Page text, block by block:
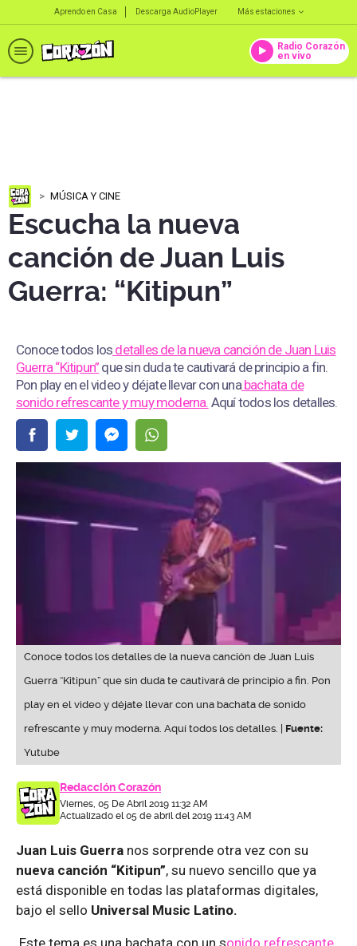
Aprendo en Casa Descarga AudioPlayer Más estaciones
Radio Corazón
en vivo
MÚSICA Y CINE
Escucha la nueva
canción de Juan Luis
Guerra: “Kitipun”
Conoce todos los detalles de la nueva canción de Juan Luis
Guerra “Kitipun” que sin duda te cautivará de principio a fin.
Pon play en el video y déjate llevar con unabachata de
sonido refrescante y muy moderna. Aquí todos los detalles.
Conoce todos los detalles de la nueva canción de Juan Luis
Guerra “Kitipun” que sin duda te cautivará de principio a fin. Pon
play en el video y déjate llevar con una bachata de sonido
refrescante y muy moderna. Aquí todos los detalles. | Fuente:
Yutube
Redacción Corazón
Viernes, 05 De Abril 2019 11:32 AM
Actualizado el 05 de abril del 2019 11:43 AM
Juan Luis Guerra nos sorprende otra vez con su
nueva canción “Kitipun”, su nuevo sencillo que ya
está disponible en todas las plataformas digitales,
bajo el sello Universal Music Latino.